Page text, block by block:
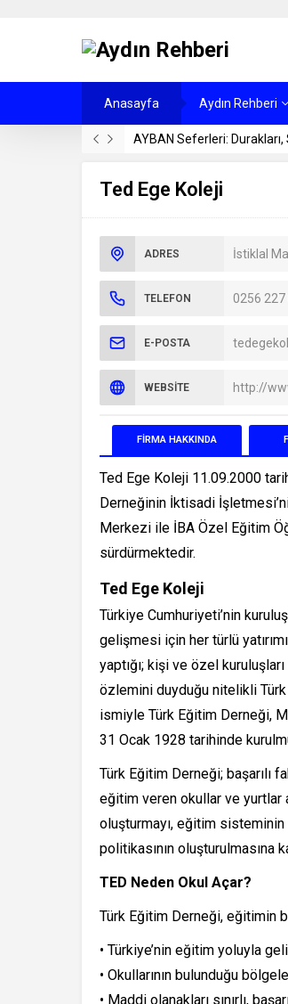
Anasayfa Aydın Rehberi
AYBAN Seferleri:
Ted Ege Koleji
ADRES İstiklal
TELEFON 0256 227
E-POSTA
WEBSITE http://
FİRMA HAKKINDA
Ted Ege Koleji 11.09.2000
Derneğinin İktisadi
Merkezi ile İBA Özel Eğitim
sürdürmektedir.
Ted Ege Koleji
Türkiye Cumhuriyeti’nin
gelişmesi için her türlü
yaptığı; kişi ve özel
özlemini duyduğu nitelikli Türk
ismiyle Türk Eğitim Derneği,
31 Ocak 1928 tarihinde
Türk Eğitim Derneği; başarılı
eğitim veren okullar ve yurtlar
oluşturmayı, eğitim
politikasının oluşturulmasına
TED Neden Okul Açar?
Türk Eğitim Derneği, eğitimin
• Türkiye’nin eğitim yoluyla
• Okullarının bulunduğu
• Maddi olanakları sınırlı,